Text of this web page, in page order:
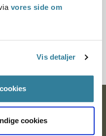
vores side om
Vis detaljer
cookies